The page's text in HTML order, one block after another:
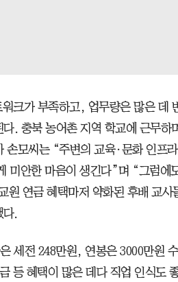
크가 부족하고, 업무량은 많은 데
. 충북 농어촌 지역 학교에 근무하
손모씨는 “주변의 교육·문화 인프
미안한 마음이 생긴다”며 “그럼에
원 연금 혜택마저 약화된 후배 교사
다.
세전 248만원, 연봉은 3000만원
등 혜택이 많은 데다 직업 인식도